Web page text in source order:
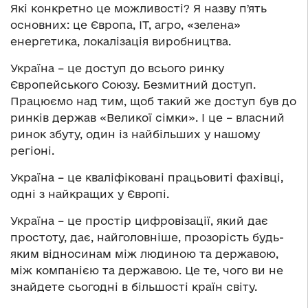
Які конкретно це можливості? Я назву пʼять
основних: це Європа, IT, агро, «зелена»
енергетика, локалізація виробництва.
Україна – це доступ до всього ринку
Європейського Союзу. Безмитний доступ.
Працюємо над тим, щоб такий же доступ був до
ринків держав «Великої сімки». І це – власний
ринок збуту, один із найбільших у нашому
регіоні.
Україна – це кваліфіковані працьовиті фахівці,
одні з найкращих у Європі.
Україна – це простір цифровізації, який дає
простоту, дає, найголовніше, прозорість будь-
яким відносинам між людиною та державою,
між компанією та державою. Це те, чого ви не
знайдете сьогодні в більшості країн світу.